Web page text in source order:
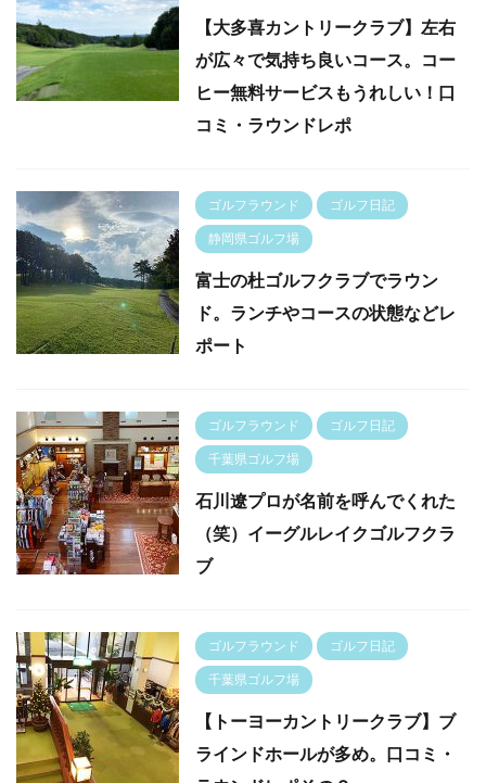
【大多喜カントリークラブ】左右
が広々で気持ち良いコース。コー
ヒー無料サービスもうれしい！口
コミ・ラウンドレポ
ゴルフラウンド ゴルフ日記
静岡県ゴルフ場
富士の杜ゴルフクラブでラウン
ド。ランチやコースの状態などレ
ポート
ゴルフラウンド ゴルフ日記
千葉県ゴルフ場
石川遼プロが名前を呼んでくれた
（笑）イーグルレイクゴルフクラ
ブ
ゴルフラウンド ゴルフ日記
千葉県ゴルフ場
【トーヨーカントリークラブ】ブ
ラインドホールが多め。口コミ・